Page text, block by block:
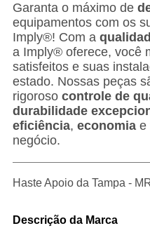
Garanta o máximo de
equipamentos com os
Imply®! Com a
a Imply® oferece, você
satisfeitos e suas
estado. Nossas peças
rigoroso controle de
durabilidade
eficiência, economiae
negócio.
Haste Apoio da Tampa -
Descrição da Marca